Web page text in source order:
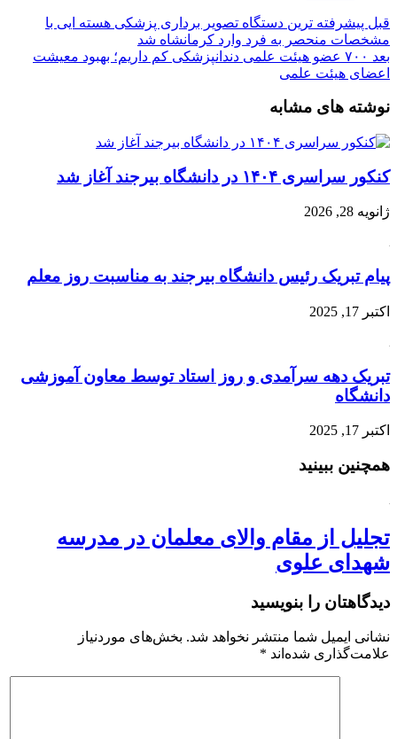
قبل پیشرفته ترین دستگاه تصویر برداری پزشکی هسته ایی با
مشخصات منحصر به فرد وارد کرمانشاه شد
بعد
۷۰۰ عضو هیئت علمی دندانپزشکی کم داریم؛ بهبود معیشت
اعضای هیئت علمی
نوشته های مشابه
کنکور سراسری ۱۴۰۴ در دانشگاه بیرجند آغاز شد
ژانویه 28, 2026
پیام تبریک رئیس دانشگاه بیرجند به مناسبت روز معلم
اکتبر 17, 2025
تبریک دهه سرآمدی و روز استاد توسط معاون آموزشی
دانشگاه
اکتبر 17, 2025
همچنین ببینید
تجلیل از مقام والای معلمان در مدرسه
شهدای علوی
دیدگاهتان را بنویسید
نشانی ایمیل شما منتشر نخواهد شد. بخش‌های موردنیاز
علامت‌گذاری شده‌اند *